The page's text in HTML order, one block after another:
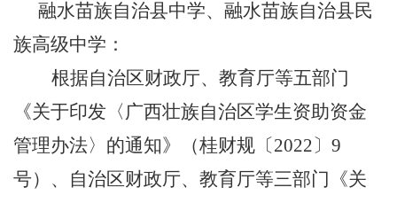
融水苗族自治县中学、融水苗族自治县民
族高级中学：
根据自治区财政厅、 教育厅等五部门
《关于印发〈广西壮族自治区学生资助资金
管理办法〉的通知》（桂财规〔2022〕 9
号） 、
自治区财政厅、教育厅等三部门《关